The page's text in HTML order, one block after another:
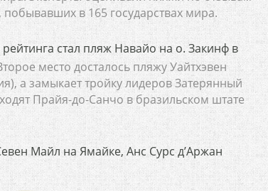
побывавших в 165 государствах мира.
стал пляж Навайо на о. Закинф в
место досталось пляжу Уайтхэвен
а замыкает тройку лидеров Затерянный
Прайя-до-Санчо в бразильском штате
Майл на Ямайке, Анс Сурс д’Аржан